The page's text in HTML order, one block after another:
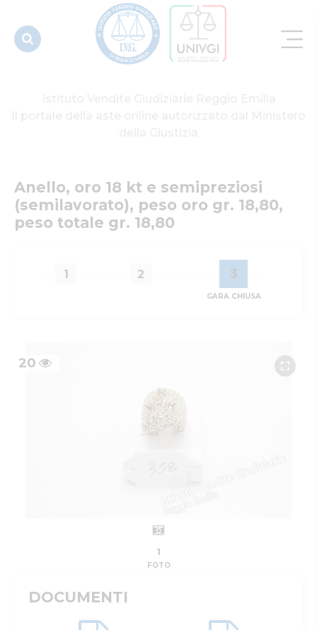
tot...
Anello, oro 18 kt e semipreziosi
(semilavorato), peso oro gr. 18,80,
peso totale gr. 18,80
1 2 3
GARA CHIUSA
20
1
FOTO
DOCUMENTI